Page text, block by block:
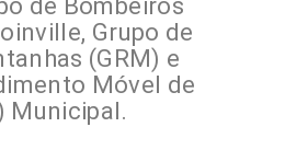
de Bombeiros
Grupo de
(GRM) e
Móvel de
Municipal.